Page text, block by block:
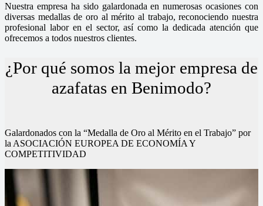
Nuestra empresa ha sido galardonada en numerosas ocasiones con
diversas medallas de oro al mérito al trabajo, reconociendo nuestra
profesional labor en el sector, así como la dedicada atención que
ofrecemos a todos nuestros clientes.
¿Por qué somos la mejor empresa de
azafatas en Benimodo?
Galardonados con la “Medalla de Oro al Mérito en el Trabajo” por
la ASOCIACIÓN EUROPEA DE ECONOMÍA Y
COMPETITIVIDAD